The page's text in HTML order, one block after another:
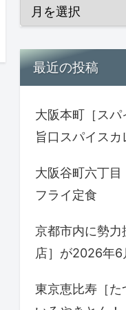
最近の投稿
大阪本町［ス
旨口スパイスカ
大阪谷町六丁
フライ定食
京都市内に勢
店］が2026年6
東京恵比寿［た